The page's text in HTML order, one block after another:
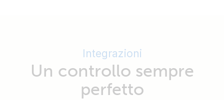
Integrazioni
Un controllo sempre
perfetto